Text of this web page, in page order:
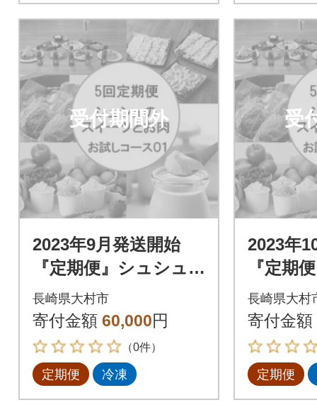
受付期間外
2023年9月発送開始
『定期便』シュシュ
のお試しスイーツと
お肉のコース01 全5
回
長崎県大村市
寄付金額 60,000円
（0件）
定期便 冷凍
受
2023年
『定期
のお試
お肉の
回
長崎県大村
寄付金額
定期便